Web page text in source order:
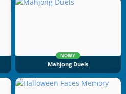
NOWY
Mahjong Duels